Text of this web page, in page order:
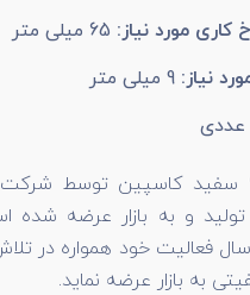
کاری مورد نیاز:
نیاز: 9 میلی متر
رولپلاک سایز 6 سفید کاسپین توسط
و به بازار عرضه شده
کاسپین طی 10 سال فعالیت خود همواره در
به بازار عرضه نماید.